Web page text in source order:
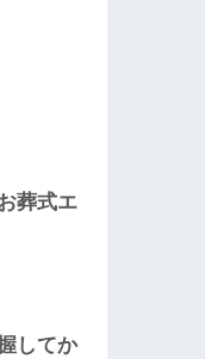
葬式エ
してか